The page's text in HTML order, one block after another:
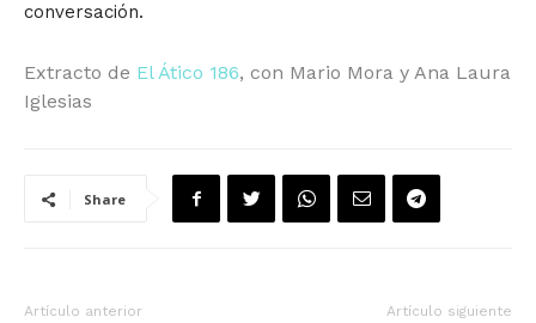
conversación.
Extracto de El Ático 186, con Mario Mora y Ana Laura
Iglesias
Share
Artículo anterior Artículo siguiente